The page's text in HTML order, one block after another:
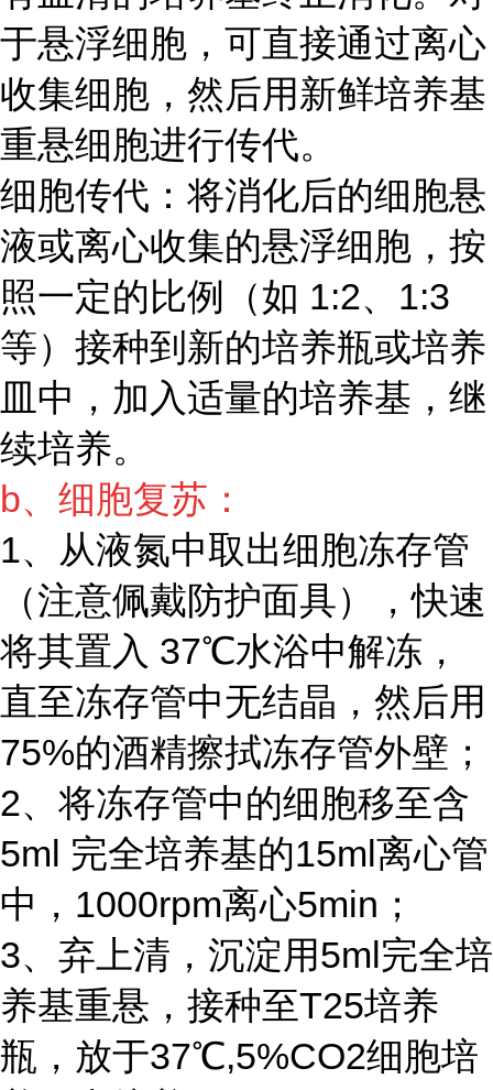
于悬浮细胞，可直接通过离心
收集细胞，然后用新鲜培养基
重悬细胞进行传代。
细胞传代：将消化后的细胞悬
液或离心收集的悬浮细胞，按
照一定的比例（如 1:2、1:3
等）接种到新的培养瓶或培养
皿中，加入适量的培养基，继
续培养。
b、细胞复苏：
1、从液氮中取出细胞冻存管
（注意佩戴防护面具），快速
将其置入 37℃水浴中解冻，
直至冻存管中无结晶，然后用
75%的酒精擦拭冻存管外壁；
2、将冻存管中的细胞移至含
5ml 完全培养基的15ml离心管
中，1000rpm离心5min；
3、弃上清，沉淀用5ml完全培
养基重悬，接种至T25培养
瓶，放于37℃,5%CO2细胞培